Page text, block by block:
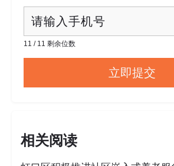
11 / 11 剩余位数
相关阅读